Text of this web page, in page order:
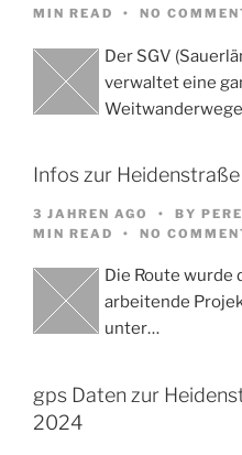
MIN READ
NO
Der SGV
verwaltet eine
Infos zur Heidenstraße
3 JAHREN AGO BY
MIN READ
NO
Die Route wurde
arbeitende
unter…
gps Daten zur
2024